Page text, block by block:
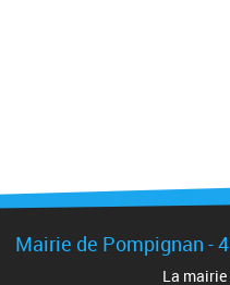
Mairie de Pompignan -
La